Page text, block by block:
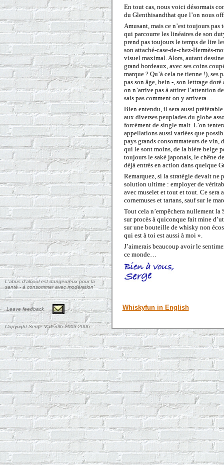
En tout cas, nous voici désormais
du Glenthisandthat que l’on nous
Amusant, mais ce n’est toujours
qui parcourre les linéaires de son
prend pas toujours le temps de lire
son attaché-case-de-chez-Hermès-
visuel maximal. Alors, autant
grand bordeaux, avec ses coins
marque ? Qu’à cela ne tienne !),
pas son âge, hein -, son lettrage doré
on n’arrive pas à attirer l’attention
sais pas comment on y arrivera…
Bien entendu, il sera aussi
aux diverses peuplades du globe
forcément de single malt. L’on
appellations aussi variées que
pays grands consommateurs de
qui le sont moins, de la bière belge
toujours le saké japonais, le chêne
déjà entrés en action dans quelque
Remarquez, si la stratégie devait ne
solution ultime : employer de
avec muselet et tout et tout. Ce sera
cornemuses et tartans, sauf sur le
Tout cela n’empêchera nullement
sur procès à quiconque fait mine
sur une bouteille de whisky non
qui est à toi est aussi à moi ».
J’aimerais beaucoup avoir le
ce monde…
Whiskyfun in English
L'abus d'alcool est dangeureux pour la
santé - à consommer avec modération'
Leave feedback
Copyright Serge Valentin 2003-2006